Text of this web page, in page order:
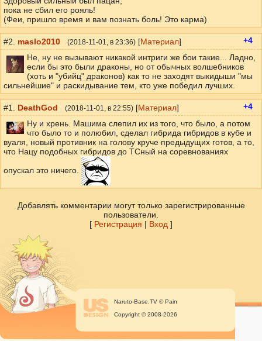
пока не сбил его рояль!
(Феи, пришло время и вам познать боль! Это карма)
#2. maslo2010 (2018-11-01 , в 23:36) [Материал]
Не, ну не вызывают никакой интриги же бои такие... Ладно,
если бы это были драконы, но от обычных волшебников
(хоть и "убийц" драконов) как то не заходят выкидыши "мы
сильнейшие" и раскидывание тем, кто уже победил лучших.
+4
#1. DeathGod (2018-11-01 , в 22:55) [Материал]
Ну и хрень. Машима слепил их из того, что было, а потом
что было то и полюбил, сделал гибрида гибридов в кубе и
вуаля, новый противник на голову круче предыдущих готов, а то,
что Нацу подобных гибридов до ТСный на соревнованиях
опускал это ничего.
+4
Добавлять комментарии могут только зарегистрированные
пользователи.
[ Регистрация | Вход ]
Naruto-Base.TV © Pain
Copyright © 2008-2026